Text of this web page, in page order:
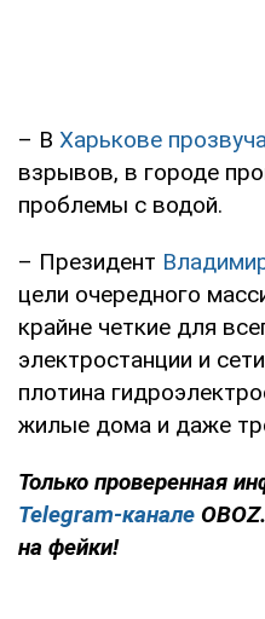
– В Харькове
взрывов, в городе
проблемы с водой.
– Президент
цели очередного
крайне четкие для
электростанции и
плотина
жилые дома и даже
Только проверенная
Telegram-канале
на фейки!